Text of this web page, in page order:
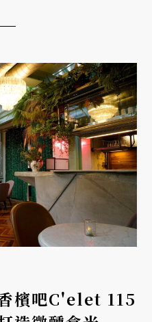
檳吧C'elet 115